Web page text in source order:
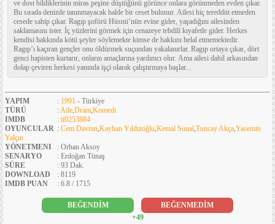
ve dost bildiklerinin miras peşine düştüğünü görünce onlara görünmeden evden çıkar.
Bu sırada denizde tanınmayacak halde bir ceset bulunur. Ailesi hiç tereddüt etmeden
cesede sahip çıkar. Ragıp şoförü Hüsnü’nün evine gider, yaşadığını ailesinden
saklamasını ister. İç yüzlerini görmek için cenazeye tebdili kıyafetle gider. Herkes
kendisi hakkında kötü şeyler söylemekte kimse de hakkını helal etmemektedir.
Ragıp’ı kaçıran gençler onu öldürmek suçundan yakalanırlar. Ragıp ortaya çıkar, dört
genci hapisten kurtarır, onların amaçlarına yardımcı olur. Ama ailesi dahil arkasından
dolap çeviren herkesi yanında işçi olarak çalıştırmaya başlar...
YAPIM : 1991 - Türkiye
TÜRÜ
: Aile Dram Komedi
IMDB
: tt0253884
OYUNCULAR : Cem Davran Kayhan Yıldızoğlu Kemal Sunal Tuncay Akça Yasemin
Yalçın
YÖNETMENI
: Orhan Aksoy
SENARYO
: Erdoğan Tünaş
SÜRE
: 93 Dak.
DOWNLOAD
: 8119
IMDB PUAN
: 6.8 / 1715
BEĞENDİM
BEĞENMEDİM
+49